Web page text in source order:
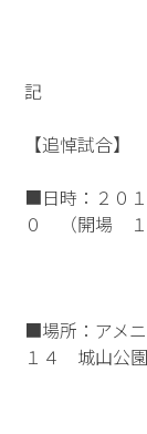
記
【追悼試合】
■日時：２０
０ （開場 １
■場所：アメ
１４ 城山公園